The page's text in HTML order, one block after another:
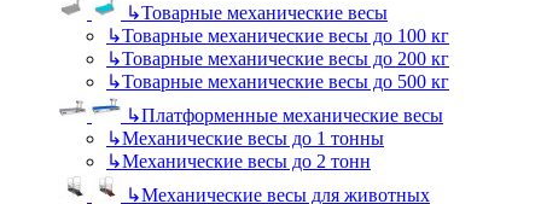
↳Товарные механические весы
↳Товарные механические весы до 100 кг
↳Товарные механические весы до 200 кг
↳Товарные механические весы до 500 кг
↳Платформенные механические весы
↳Механические весы до 1 тонны
↳Механические весы до 2 тонн
↳Механические весы для животных